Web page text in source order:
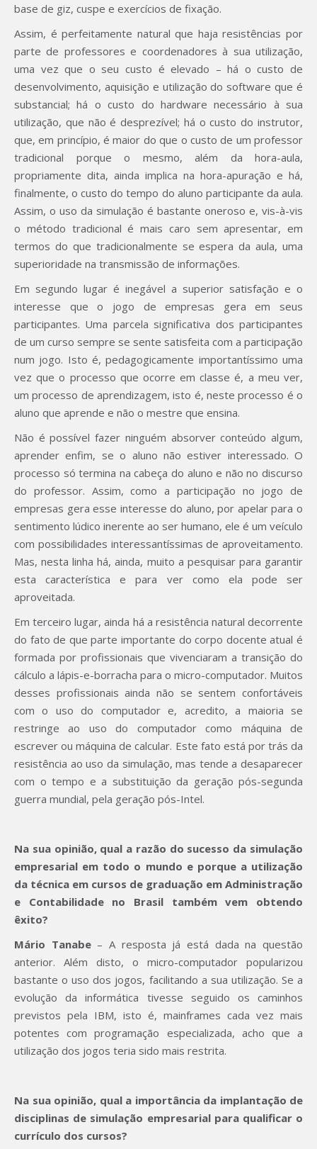
base de giz, cuspe e exercícios de fixação.
Assim, é perfeitamente natural que haja resistências por
parte de professores e coordenadores à sua utilização,
uma vez que o seu custo é elevado – há o custo de
desenvolvimento, aquisição e utilização do software que é
substancial; há o custo do hardware necessário à sua
utilização, que não é desprezível; há o custo do instrutor,
que, em princípio, é maior do que o custo de um professor
tradicional porque o mesmo, além da hora-aula,
propriamente dita, ainda implica na hora-apuração e há,
finalmente, o custo do tempo do aluno participante da aula.
Assim, o uso da simulação é bastante oneroso e, vis-à-vis
o método tradicional é mais caro sem apresentar, em
termos do que tradicionalmente se espera da aula, uma
superioridade na transmissão de informações.
Em segundo lugar é inegável a superior satisfação e o
interesse que o jogo de empresas gera em seus
participantes. Uma parcela significativa dos participantes
de um curso sempre se sente satisfeita com a participação
num jogo. Isto é, pedagogicamente importantíssimo uma
vez que o processo que ocorre em classe é, a meu ver,
um processo de aprendizagem, isto é, neste processo é o
aluno que aprende e não o mestre que ensina.
Não é possível fazer ninguém absorver conteúdo algum,
aprender enfim, se o aluno não estiver interessado. O
processo só termina na cabeça do aluno e não no discurso
do professor. Assim, como a participação no jogo de
empresas gera esse interesse do aluno, por apelar para o
sentimento lúdico inerente ao ser humano, ele é um veículo
com possibilidades interessantíssimas de aproveitamento.
Mas, nesta linha há, ainda, muito a pesquisar para garantir
esta característica e para ver como ela pode ser
aproveitada.
Em terceiro lugar, ainda há a resistência natural decorrente
do fato de que parte importante do corpo docente atual é
formada por profissionais que vivenciaram a transição do
cálculo a lápis-e-borracha para o micro-computador. Muitos
desses profissionais ainda não se sentem confortáveis
com o uso do computador e, acredito, a maioria se
restringe ao uso do computador como máquina de
escrever ou máquina de calcular. Este fato está por trás da
resistência ao uso da simulação, mas tende a desaparecer
com o tempo e a substituição da geração pós-segunda
guerra mundial, pela geração pós-Intel.
Na sua opinião, qual a razão do sucesso da simulação
empresarial em todo o mundo e porque a utilização
da técnica em cursos de graduação em Administração
e Contabilidade no Brasil também vem obtendo
êxito?
Mário Tanabe– A resposta já está dada na questão
anterior. Além disto, o micro-computador popularizou
bastante o uso dos jogos, facilitando a sua utilização. Se a
evolução da informática tivesse seguido os caminhos
previstos pela IBM, isto é, mainframes cada vez mais
potentes com programação especializada, acho que a
utilização dos jogos teria sido mais restrita.
Na sua opinião, qual a importância da implantação de
disciplinas de simulação empresarial para qualificar o
currículo dos cursos?